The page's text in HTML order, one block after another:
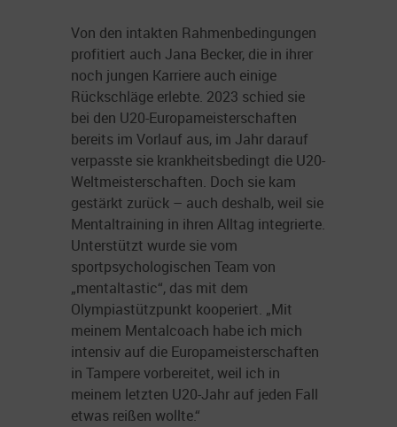
Von den intakten Rahmenbedingungen
profitiert auch Jana Becker, die in ihrer
noch jungen Karriere auch einige
Rückschläge erlebte. 2023 schied sie
bei den U20-Europameisterschaften
bereits im Vorlauf aus, im Jahr darauf
verpasste sie krankheitsbedingt die U20-
Weltmeisterschaften. Doch sie kam
gestärkt zurück – auch deshalb, weil sie
Mentaltraining in ihren Alltag integrierte.
Unterstützt wurde sie vom
sportpsychologischen Team von
„mentaltastic“, das mit dem
Olympiastützpunkt kooperiert. „Mit
meinem Mentalcoach habe ich mich
intensiv auf die Europameisterschaften
in Tampere vorbereitet, weil ich in
meinem letzten U20-Jahr auf jeden Fall
etwas reißen wollte.“